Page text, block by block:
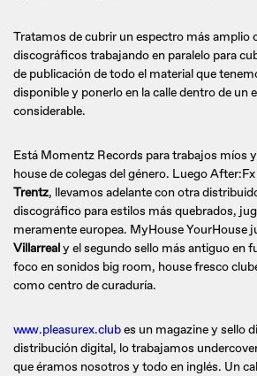
Tratamos de cubrir un espectro más amplio
discográficos trabajando en paralelo para
de publicación de todo el material que
disponible y ponerlo en la calle dentro de un
considerable.
Está Momentz Records para trabajos míos
house de colegas del género. Luego
Trentz, llevamos adelante con otra
discográfico para estilos más quebrados,
meramente europea. MyHouse YourHouse
Villarrealy el segundo sello más antiguo en
foco en sonidos big room, house fresco
como centro de curaduría.
www.pleasurex.clubes un magazine y sello
distribución digital, lo trabajamos
que éramos nosotros y todo en inglés. Un